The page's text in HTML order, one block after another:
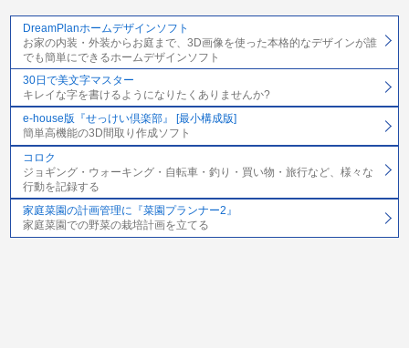
DreamPlanホームデザインソフト
お家の内装・外装からお庭まで、3D画像を使った本格的なデザインが誰
でも簡単にできるホームデザインソフト
30日で美文字マスター
キレイな字を書けるようになりたくありませんか?
e-house版『せっけい倶楽部』 [最小構成版]
簡単高機能の3D間取り作成ソフト
コロク
ジョギング・ウォーキング・自転車・釣り・買い物・旅行など、様々な
行動を記録する
家庭菜園の計画管理に『菜園プランナー2』
家庭菜園での野菜の栽培計画を立てる